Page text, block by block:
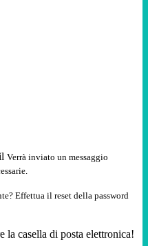
Verrà inviato un messaggio
Effettua il reset della password
la casella di posta elettronica!